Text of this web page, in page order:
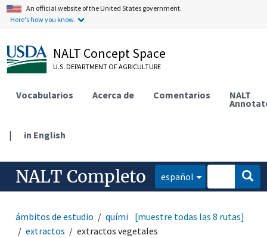
An official website of the United States government.
Here's how you know.
NALT Concept Space
U.S. DEPARTMENT OF AGRICULTURE
Vocabularios Acerca de Comentarios NALT
| in English
NALT Completo español
ámbitos de estudio química
procesamiento químico
extractos
extractos vegetales
[muestre todas las 8 rutas]